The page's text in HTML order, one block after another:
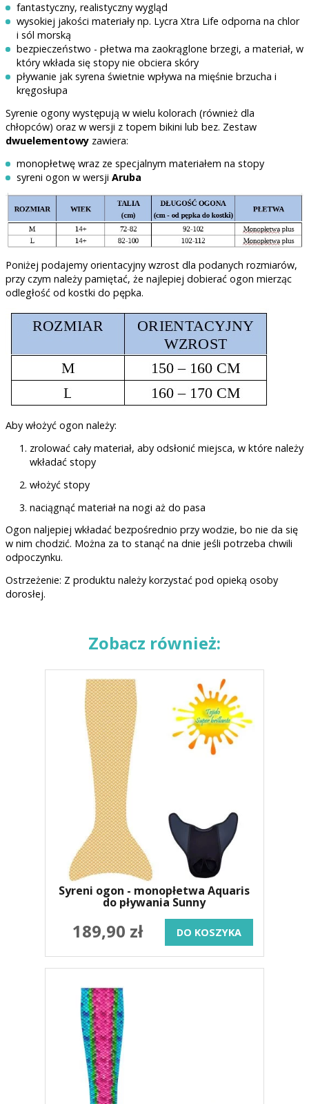
fantastyczny, realistyczny wygląd
wysokiej jakości materiały np. Lycra Xtra Life odporna na chlor
i sól morską
bezpieczeństwo - płetwa ma zaokrąglone brzegi, a materiał, w
który wkłada się stopy nie obciera skóry
pływanie jak syrena świetnie wpływa na mięśnie brzucha i
kręgosłupa
Syrenie ogony występują w wielu kolorach (również dla
chłopców) oraz w wersji z topem bikini lub bez. Zestaw
dwuelementowy zawiera:
monopłetwę wraz ze specjalnym materiałem na stopy
syreni ogon w wersji Aruba
Poniżej podajemy orientacyjny wzrost dla podanych rozmiarów,
przy czym należy pamiętać, że najlepiej dobierać ogon mierząc
odległość od kostki do pępka.
Aby włożyć ogon należy:
zrolować cały materiał, aby odsłonić miejsca, w które należy
wkładać stopy
włożyć stopy
naciągnąć materiał na nogi aż do pasa
Ogon naljepiej wkładać bezpośrednio przy wodzie, bo nie da się
w nim chodzić. Można za to stanąć na dnie jeśli potrzeba chwili
odpoczynku.
Ostrzeżenie: Z produktu należy korzystać pod opieką osoby
dorosłej.
Zobacz również:
Syreni ogon - monopłetwa Aquaris
do pływania Sunny
189,90 zł DO KOSZYKA